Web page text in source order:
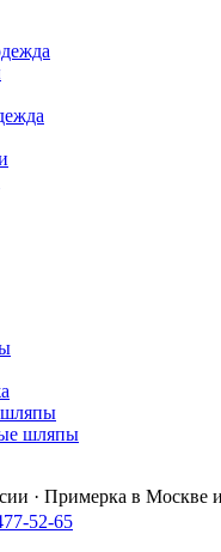
шляпы
· Примерка в Москве
52-65